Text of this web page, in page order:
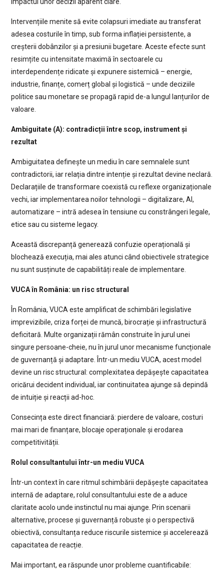
impactul unor decizii aparent clare.
Intervențiile menite să evite colapsuri imediate au transferat
adesea costurile în timp, sub forma inflației persistente, a
creșterii dobânzilor și a presiunii bugetare. Aceste efecte sunt
resimțite cu intensitate maximă în sectoarele cu
interdependențe ridicate și expunere sistemică – energie,
industrie, finanțe, comerț global și logistică – unde deciziile
politice sau monetare se propagă rapid de-a lungul lanțurilor de
valoare.
Ambiguitate (A): contradicții între scop, instrument și
rezultat
Ambiguitatea definește un mediu în care semnalele sunt
contradictorii, iar relația dintre intenție și rezultat devine neclară.
Declarațiile de transformare coexistă cu reflexe organizaționale
vechi, iar implementarea noilor tehnologii – digitalizare, AI,
automatizare – intră adesea în tensiune cu constrângeri legale,
etice sau cu sisteme legacy.
Această discrepanță generează confuzie operațională și
blochează execuția, mai ales atunci când obiectivele strategice
nu sunt susținute de capabilități reale de implementare.
VUCA în România: un risc structural
În România, VUCA este amplificat de schimbări legislative
imprevizibile, criza forței de muncă, birocrație și infrastructură
deficitară. Multe organizații rămân construite în jurul unei
singure persoane-cheie, nu în jurul unor mecanisme funcționale
de guvernanță și adaptare. Într-un mediu VUCA, acest model
devine un risc structural: complexitatea depășește capacitatea
oricărui decident individual, iar continuitatea ajunge să depindă
de intuiție și reacții ad-hoc.
Consecința este direct financiară: pierdere de valoare, costuri
mai mari de finanțare, blocaje operaționale și erodarea
competitivității.
Rolul consultantului într-un mediu VUCA
Într-un context în care ritmul schimbării depășește capacitatea
internă de adaptare, rolul consultantului este de a aduce
claritate acolo unde instinctul nu mai ajunge. Prin scenarii
alternative, procese și guvernanță robuste și o perspectivă
obiectivă, consultanța reduce riscurile sistemice și accelerează
capacitatea de reacție.
Mai important, ea răspunde unor probleme cuantificabile: